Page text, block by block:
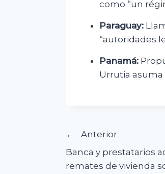
como “un
Paraguay:
“autoridades
Panamá:
Urrutia
Navegación
de
Anterior
Banca y prestatarios
remates de vivienda